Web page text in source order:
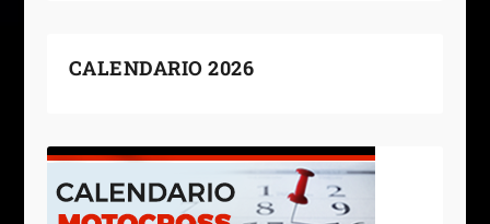
CALENDARIO 2026